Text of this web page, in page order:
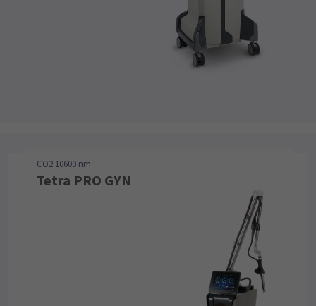
CO2 10600 nm
Tetra PRO GYN